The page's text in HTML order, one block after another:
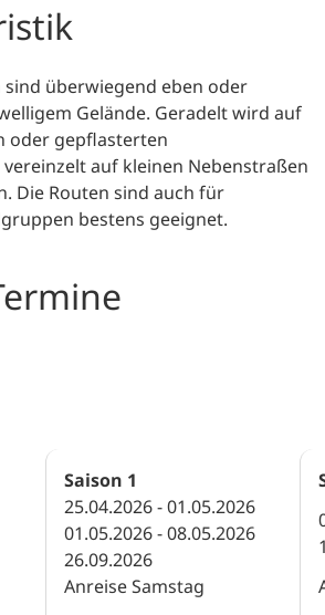
sind überwiegend eben oder
Gelände. Geradelt wird auf
oder gepflasterten
auf kleinen Nebenstraßen
Die Routen sind auch für
bestens geeignet.
Saison 1
25.04.2026 - 01.05.2026
01.05.2026 - 08.05.2026
26.09.2026
Anreise Samstag